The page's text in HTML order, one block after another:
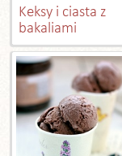
Keksy i ciasta z
bakaliami